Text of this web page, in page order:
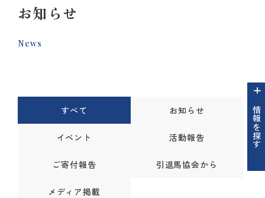
お知らせ
News
情報を探す
すべて お知らせ
イベント 活動報告
ご寄付報告 引退馬協会から
メディア掲載